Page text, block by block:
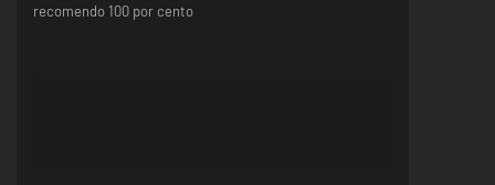
recomendo 100 por cento